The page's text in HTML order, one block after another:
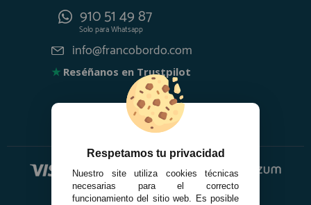
910 51 49 87
Solo paraWhatsapp
info@francobordo.com
★ Reséñanos en Trustpilot
Respetamos tu privacidad
Nuestro site utiliza cookies técnicas
necesarias para el correcto
funcionamiento del sitio web. Es posible